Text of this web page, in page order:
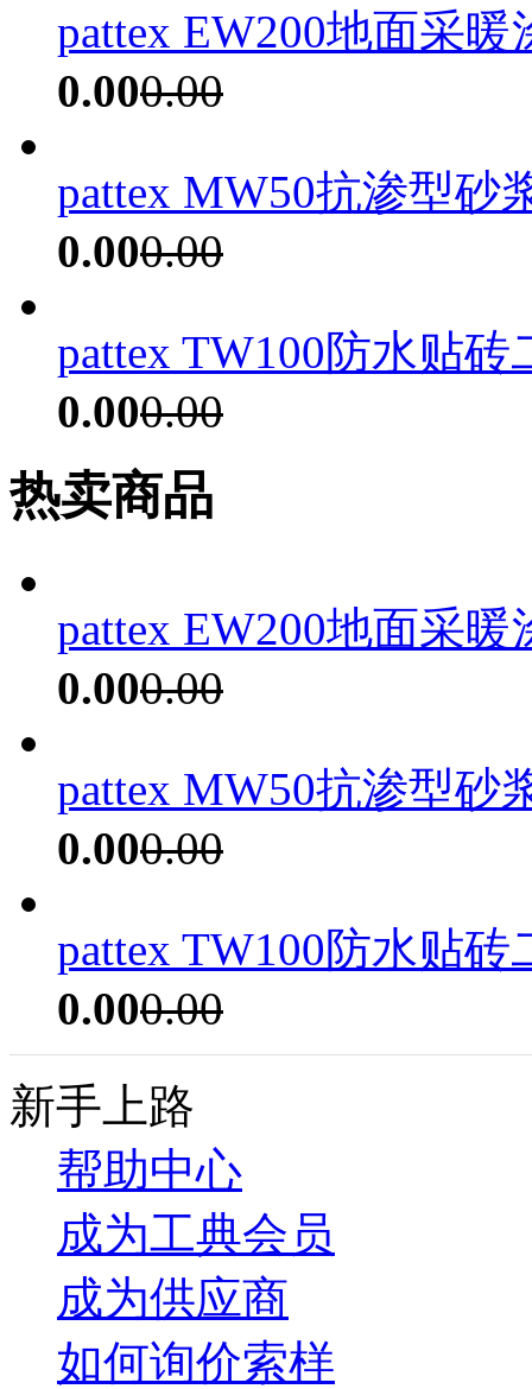
pattex EW200地面采暖
0.000.00
pattex MW50抗渗型砂
0.000.00
pattex TW100防水贴
0.000.00
热卖商品
pattex EW200地面采暖
0.000.00
pattex MW50抗渗型砂
0.000.00
pattex TW100防水贴
0.000.00
新手上路
帮助中心
成为工典会员
成为供应商
如何询价索样